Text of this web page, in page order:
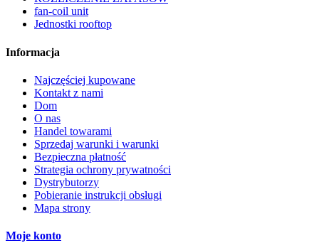
fan-coil unit
Jednostki rooftop
Informacja
Najczęściej kupowane
Kontakt z nami
Dom
O nas
Handel towarami
Sprzedaj warunki i warunki
Bezpieczna płatność
Strategia ochrony prywatności
Dystrybutorzy
Pobieranie instrukcji obsługi
Mapa strony
Moje konto